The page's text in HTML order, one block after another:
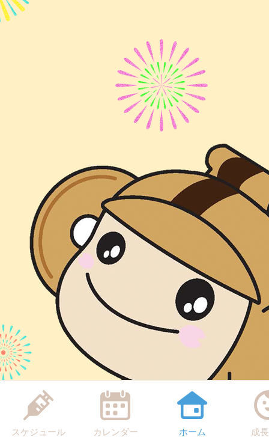
スケジュール カレンダー ホーム 成